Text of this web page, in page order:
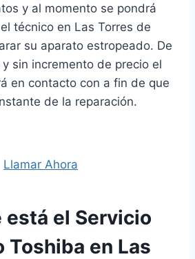
y al momento se pondrá
técnico en Las Torres de
su aparato estropeado. De
sin incremento de precio el
en contacto con a fin de que
de la reparación.
Llamar Ahora
está el Servicio
Toshiba en Las